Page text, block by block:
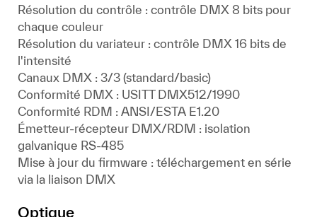
Résolution du contrôle : contrôle DMX 8 bits pour
chaque couleur
Résolution du variateur : contrôle DMX 16 bits de
l'intensité
Canaux DMX : 3/3 (standard/basic)
Conformité DMX : USITT DMX512/1990
Conformité RDM : ANSI/ESTA E1.20
Émetteur-récepteur DMX/RDM : isolation
galvanique RS-485
Mise à jour du firmware : téléchargement en série
via la liaison DMX
Optique